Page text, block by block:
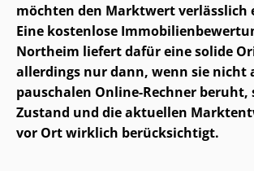
möchten den Marktwert verlässlich
Eine kostenlose
Northeim liefert dafür eine solide
allerdings nur dann, wenn sie nicht
pauschalen Online-Rechner beruht,
Zustand und die aktuellen
vor Ort wirklich berücksichtigt.